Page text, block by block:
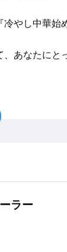
やし中華始
あなたにと
ラー